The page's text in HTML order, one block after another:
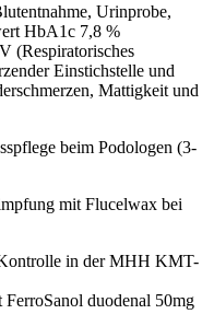
Urinprobe,
HbA1c 7,8 %
(Respiratorisches
Einstichstelle und
Mattigkeit und
beim Podologen (3-
mit Flucelwax bei
in der MHH KMT-
duodenal 50mg